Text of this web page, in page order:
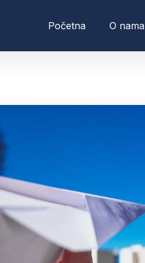
Početna O nama